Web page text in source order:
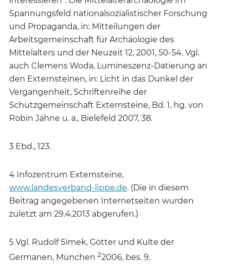
Spannungsfeld nationalsozialistischer Forschung
und Propaganda, in: Mitteilungen der
Arbeitsgemeinschaft für Archäologie des
Mittelalters und der Neuzeit 12, 2001, 50-54. Vgl.
auch Clemens Woda, Lumineszenz-Datierung an
den Externsteinen, in: Licht in das Dunkel der
Vergangenheit, Schriftenreihe der
Schutzgemeinschaft Externsteine, Bd. 1, hg. von
Robin Jähne u. a., Bielefeld 2007, 38.
3 Ebd., 123.
4 Infozentrum Externsteine,
www.landesverband-lippe.de. (Die in diesem
Beitrag angegebenen Internetseiten wurden
zuletzt am 29.4.2013 abgerufen.)
5 Vgl. Rudolf Simek, Götter und Kulte der
Germanen, München 22006, bes. 9.